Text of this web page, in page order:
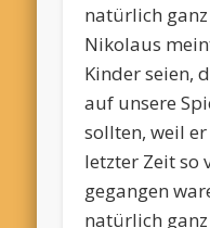
natürlich ganz
Nikolaus
Kinder seien,
auf unsere
sollten, weil
letzter Zeit so
gegangen
natürlich